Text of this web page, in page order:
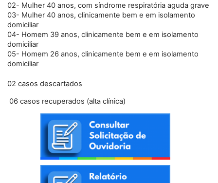
02- Mulher 40 anos, com síndrome respiratória aguda grave
03- Mulher 40 anos, clinicamente bem e em isolamento
domiciliar
04- Homem 39 anos, clinicamente bem e em isolamento
domiciliar
05- Homem 26 anos, clinicamente bem e em isolamento
domiciliar
02 casos descartados
06 casos recuperados (alta clínica)